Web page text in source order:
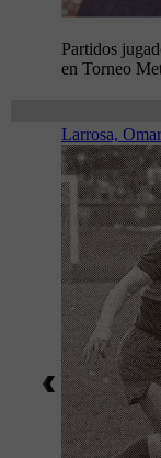
Partidos
en Torneo
Larrosa,